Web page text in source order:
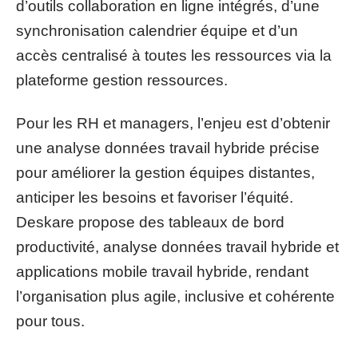
d’outils collaboration en ligne intégrés, d’une
synchronisation calendrier équipe et d’un
accès centralisé à toutes les ressources via la
plateforme gestion ressources.
Pour les RH et managers, l’enjeu est d’obtenir
une analyse données travail hybride précise
pour améliorer la gestion équipes distantes,
anticiper les besoins et favoriser l’équité.
Deskare propose des tableaux de bord
productivité, analyse données travail hybride et
applications mobile travail hybride, rendant
l’organisation plus agile, inclusive et cohérente
pour tous.